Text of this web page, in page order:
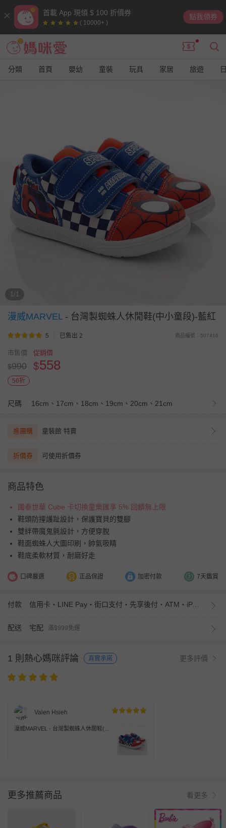
首載 App 現領 $ 100 折價券
( 10000+ )
點我領券
分類 首頁 嬰幼 童裝 玩具 家居 旅遊
1/1
漫威MARVEL - 台灣製蜘蛛人休閒鞋(中小童段)-藍紅
5 已售出 2 商品編號：507416
市售價
$990
促銷價
$558
56折
尺碼 16cm、17cm、18cm、19cm、20cm、21cm
進團購 童裝館 特賣
折價券 可使用折價券
商品特色
國泰世華 Cube 卡切換童樂匯享 5% 回饋無上限
鞋頭防撞護趾設計，保護寶貝的雙腳
雙絆帶魔鬼氈設計，方便穿脫
鞋面蜘蛛人大圖印刷，帥氣吸睛
鞋底柔軟材質，耐磨好走
口碑嚴選 正品保證 加密付款 7天鑑賞
付款 信用卡・LINE Pay・街口支付・先享後付・ATM・iPASS MONEY
配送 宅配 滿$999免運
1 則熱心媽咪評論 真實承諾 更多評價
Valen Hsieh
漫威MARVEL - 台灣製蜘蛛人休閒鞋(中
更多推薦商品 看更多